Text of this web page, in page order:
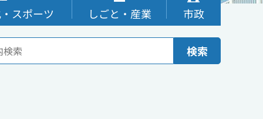
スポーツ しごと・産業 市政
検索